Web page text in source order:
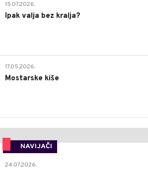
15.07.2026.
Ipak valja bez kralja?
17.05.2026.
Mostarske kiše
NAVIJAČI
24.07.2026.